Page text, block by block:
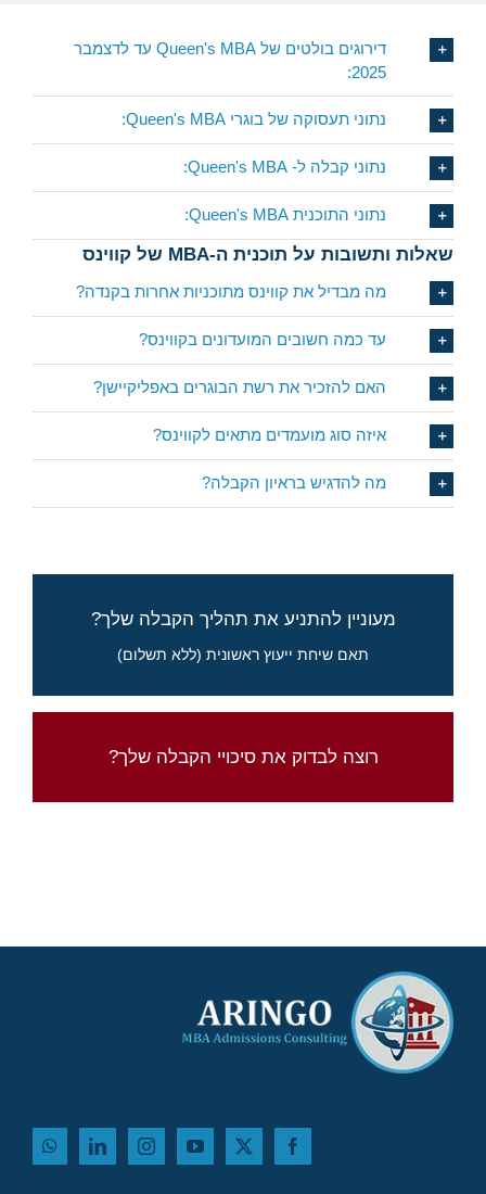
דירוגים בולטים של Queen's MBA עד לדצמבר
2025:
נתוני תעסוקה של בוגרי Queen's MBA:
נתוני קבלה ל- Queen's MBA:
נתוני התוכנית Queen's MBA:
שאלות ותשובות על תוכנית ה-MBA של קווינס
מה מבדיל את קווינס מתוכניות אחרות בקנדה?
עד כמה חשובים המועדונים בקווינס?
האם להזכיר את רשת הבוגרים באפליקיישן?
איזה סוג מועמדים מתאים לקווינס?
מה להדגיש בראיון הקבלה?
מעוניין להתניע את תהליך הקבלה שלך?
תאם שיחת ייעוץ ראשונית (ללא תשלום)
סיכויים, לוחות זמנים, ואיך להתחיל לקדם את
מלא את הטופס לבקשת פרטים
רוצה לבדוק את סיכויי הקבלה שלך?
בדוק את סיכוייך עם מחשבון סיכויי הקבלה של